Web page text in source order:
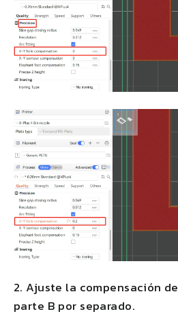
2. Ajuste la compensación
parte B por separado.